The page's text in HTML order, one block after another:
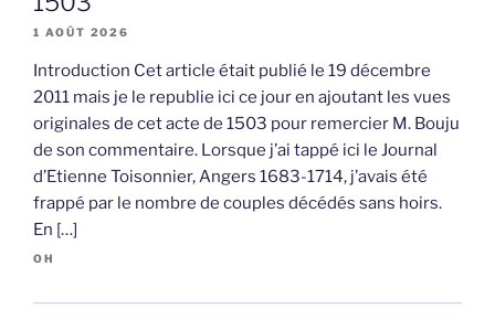
1 AOÛT 2026
Introduction Cet article était publié le 19 décembre
2011 mais je le republie ici ce jour en ajoutant les vues
originales de cet acte de 1503 pour remercier M. Bouju
de son commentaire. Lorsque j’ai tappé ici le Journal
d’Etienne Toisonnier, Angers 1683-1714, j’avais été
frappé par le nombre de couples décédés sans hoirs.
En […]
OH